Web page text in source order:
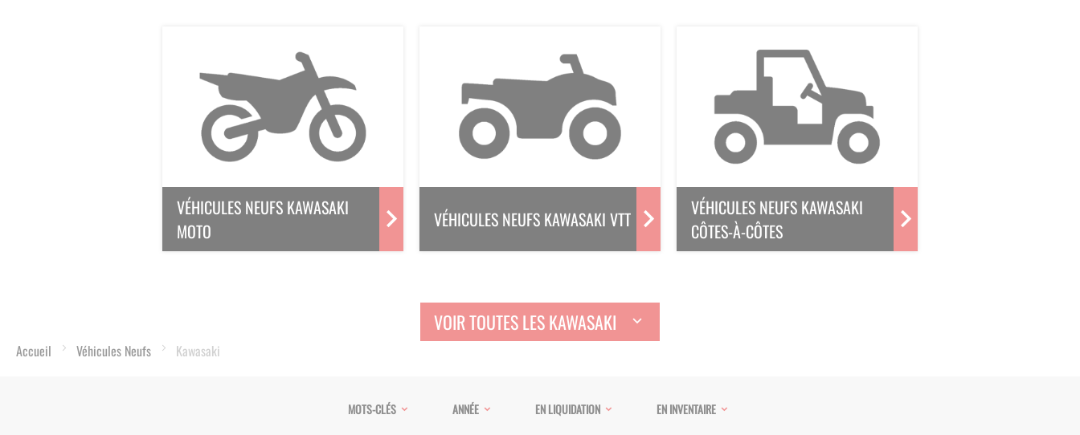
VÉHICULES NEUFS KAWASAKI
MOTO
VÉHICULES NEUFS KAWASAKI VTT
VÉHICULES NEUFS KAWASAKI
CÔTES-À-CÔTES
VOIR TOUTES LES KAWASAKI
Accueil Véhicules Neufs Kawasaki
MOTS-CLÉS ANNÉE EN LIQUIDATION EN INVENTAIRE